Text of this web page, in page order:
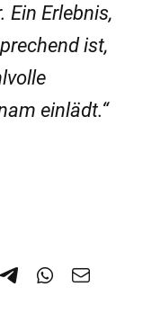
Erlebnis,
ist,
einlädt.“